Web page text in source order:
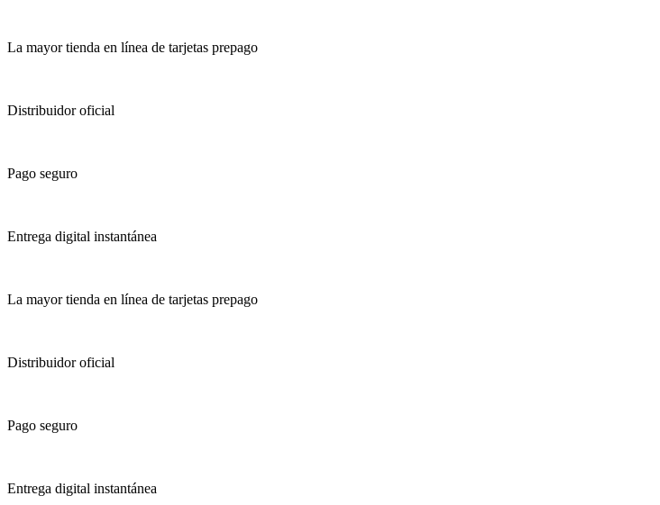
La mayor tienda en línea de tarjetas prepago
Distribuidor oficial
Pago seguro
Entrega digital instantánea
La mayor tienda en línea de tarjetas prepago
Distribuidor oficial
Pago seguro
Entrega digital instantánea